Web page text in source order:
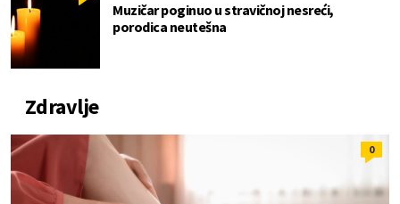
Muzičar poginuo u stravičnoj nesreći,
porodica neutešna
Zdravlje
0